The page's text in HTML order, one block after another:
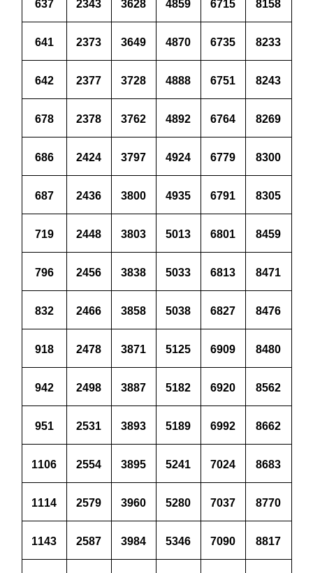
8158
6715
4859
3628
2343
637
8233
6735
4870
3649
2373
641
8243
6751
4888
3728
2377
642
8269
6764
4892
3762
2378
678
8300
6779
4924
3797
2424
686
8305
6791
4935
3800
2436
687
8459
6801
5013
3803
2448
719
8471
6813
5033
3838
2456
796
8476
6827
5038
3858
2466
832
8480
6909
5125
3871
2478
918
8562
6920
5182
3887
2498
942
8662
6992
5189
3893
2531
951
8683
7024
5241
3895
2554
1106
8770
7037
5280
3960
2579
1114
8817
7090
5346
3984
2587
1143